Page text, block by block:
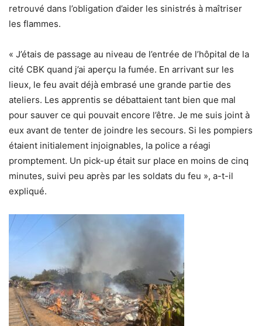
retrouvé dans l’obligation d’aider les sinistrés à maîtriser
les flammes.
« J’étais de passage au niveau de l’entrée de l’hôpital de la
cité CBK quand j’ai aperçu la fumée. En arrivant sur les
lieux, le feu avait déjà embrasé une grande partie des
ateliers. Les apprentis se débattaient tant bien que mal
pour sauver ce qui pouvait encore l’être. Je me suis joint à
eux avant de tenter de joindre les secours. Si les pompiers
étaient initialement injoignables, la police a réagi
promptement. Un pick-up était sur place en moins de cinq
minutes, suivi peu après par les soldats du feu », a-t-il
expliqué.